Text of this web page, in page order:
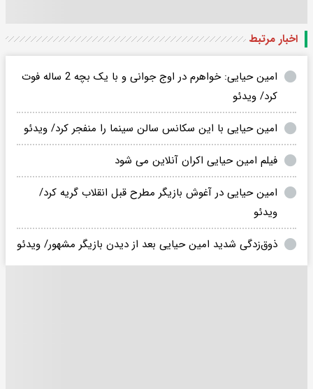
اخبار مرتبط
امین حیایی: خواهرم در اوج جوانی و با یک بچه 2 ساله فوت
کرد/ ویدئو
امین حیایی با این سکانس سالن سینما را منفجر کرد/ ویدئو
فیلم امین حیایی اکران آنلاین می شود
امین حیایی در آغوش بازیگر مطرح قبل انقلاب گریه کرد/
ویدئو
ذوق‌زدگی شدید امین حیایی بعد از دیدن بازیگر مشهور/ ویدئو